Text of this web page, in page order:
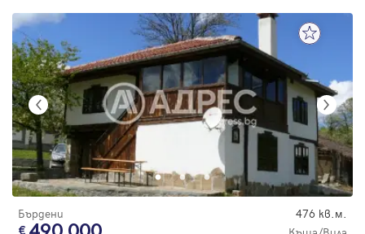
Бърдени 476 кв.м.